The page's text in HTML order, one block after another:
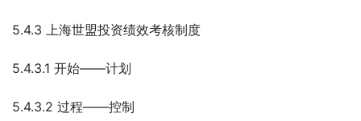
5.4.3 上海世盟投资绩效考核制度
5.4.3.1 开始——计划
5.4.3.2 过程——控制